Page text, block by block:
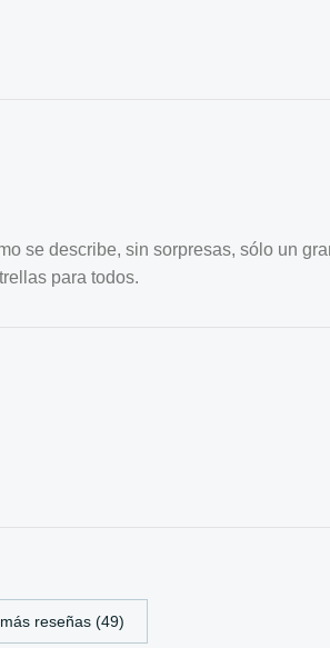
se describe, sin sorpresas, sólo un
para todos.
reseñas (49)